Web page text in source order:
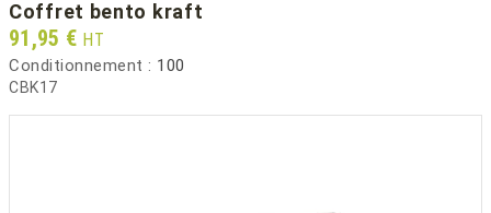
coffret bento kraft
Prix
91,95 € HT
Conditionnement : 100
CBK17